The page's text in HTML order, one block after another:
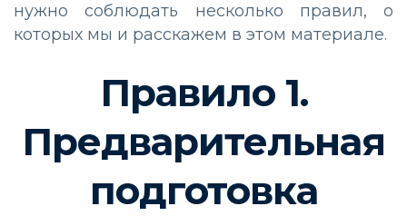
нужно соблюдать несколько правил, о
которых мы и расскажем в этом материале.
Правило 1.
Предварительная
подготовка